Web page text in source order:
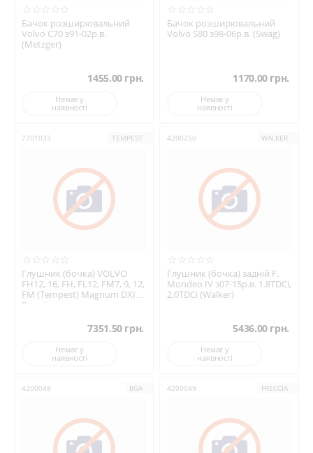
Бачок розширювальний
Volvo C70 з91-02р.в.
(Metzger)
1455.00 грн.
Немає у
наявності
Бачок розширювальний
Volvo S80 з98-06р.в. (Swag)
1170.00 грн.
Немає у
наявності
7701033 TEMPEST
Глушник (бочка) VOLVO
FH12, 16, FH, FL12, FM7, 9, 12,
FM (Tempest) Magnum DXI,
Premium ...
7351.50 грн.
Немає у
наявності
4200250 WALKER
Глушник (бочка) задній F.
Mondeo IV з07-15р.в. 1.8TDCi,
2.0TDCi (Walker)
5436.00 грн.
Немає у
наявності
4200048 BGA 4200049 FRECCIA